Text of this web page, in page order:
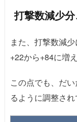
打撃数減少
また、打撃数減
+22から+84に増
この点でも、だ
るように調整され